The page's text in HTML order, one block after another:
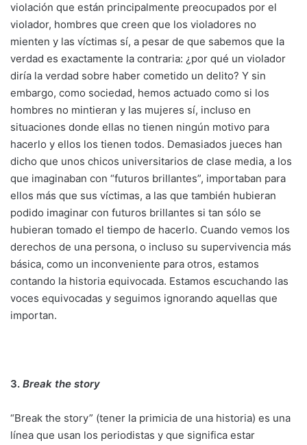
violación que están principalmente preocupados por el
violador, hombres que creen que los violadores no
mienten y las víctimas sí, a pesar de que sabemos que la
verdad es exactamente la contraria: ¿por qué un violador
diría la verdad sobre haber cometido un delito? Y sin
embargo, como sociedad, hemos actuado como si los
hombres no mintieran y las mujeres sí, incluso en
situaciones donde ellas no tienen ningún motivo para
hacerlo y ellos los tienen todos. Demasiados jueces han
dicho que unos chicos universitarios de clase media, a los
que imaginaban con “futuros brillantes”, importaban para
ellos más que sus víctimas, a las que también hubieran
podido imaginar con futuros brillantes si tan sólo se
hubieran tomado el tiempo de hacerlo. Cuando vemos los
derechos de una persona, o incluso su supervivencia más
básica, como un inconveniente para otros, estamos
contando la historia equivocada. Estamos escuchando las
voces equivocadas y seguimos ignorando aquellas que
importan.
3. Break the story
“Break the story” (tener la primicia de una historia) es una
línea que usan los periodistas y que significa estar